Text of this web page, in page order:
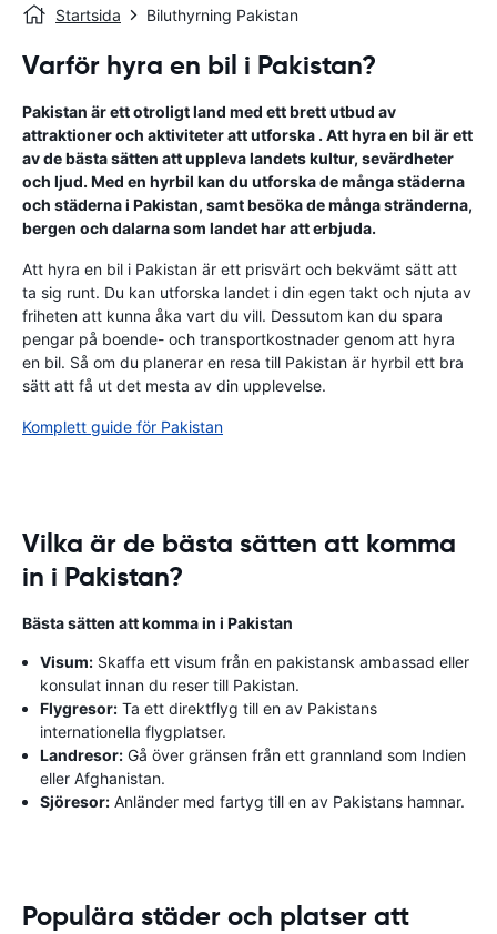
Startsida Biluthyrning Pakistan
Varför hyra en bil i Pakistan?
Pakistan är ett otroligt land med ett brett utbud av
attraktioner och aktiviteter att utforska . Att hyra en bil är ett
av de bästa sätten att uppleva landets kultur, sevärdheter
och ljud. Med en hyrbil kan du utforska de många städerna
och städerna i Pakistan, samt besöka de många stränderna,
bergen och dalarna som landet har att erbjuda.
Att hyra en bil i Pakistan är ett prisvärt och bekvämt sätt att
ta sig runt. Du kan utforska landet i din egen takt och njuta av
friheten att kunna åka vart du vill. Dessutom kan du spara
pengar på boende- och transportkostnader genom att hyra
en bil. Så om du planerar en resa till Pakistan är hyrbil ett bra
sätt att få ut det mesta av din upplevelse.
Komplett guide för Pakistan
Vilka är de bästa sätten att komma
in i Pakistan?
Bästa sätten att komma in i Pakistan
Visum: Skaffa ett visum från en pakistansk ambassad eller
konsulat innan du reser till Pakistan.
Flygresor: Ta ett direktflyg till en av Pakistans
internationella flygplatser.
Landresor: Gå över gränsen från ett grannland som Indien
eller Afghanistan.
Sjöresor: Anländer med fartyg till en av Pakistans hamnar.
Populära städer och platser att